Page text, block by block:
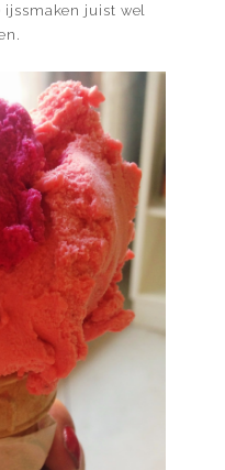
juist wel